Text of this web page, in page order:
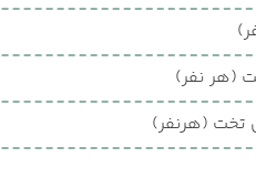
(هر نفر)
(هرنفر)